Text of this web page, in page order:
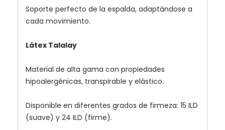
Soporte perfecto de la espalda, adaptándose a
cada movimiento.
Látex Talalay
Material de alta gama con propiedades
hipoalergénicas, transpirable y elástico.
Disponible en diferentes grados de firmeza: 15 ILD
(suave) y 24 ILD (firme).